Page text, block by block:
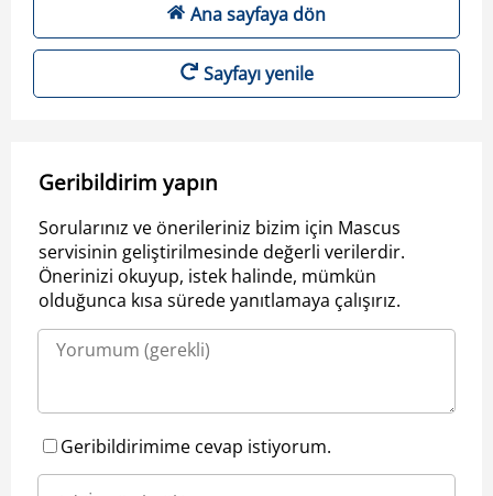
Ana sayfaya dön
Sayfayı yenile
Geribildirim yapın
Sorularınız ve önerileriniz bizim için Mascus
servisinin geliştirilmesinde değerli verilerdir.
Önerinizi okuyup, istek halinde, mümkün
olduğunca kısa sürede yanıtlamaya çalışırız.
Geribildirimime cevap istiyorum.